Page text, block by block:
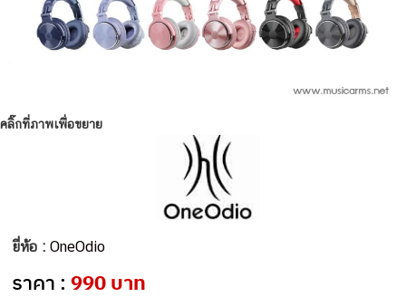
คลิ๊กที่ภาพเพื่อขยาย
ยี่ห้อ :OneOdio
ราคา :990 บาท